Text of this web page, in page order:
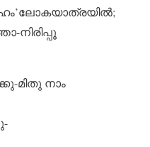
നിരിപ്പൂ
മിതു നാം